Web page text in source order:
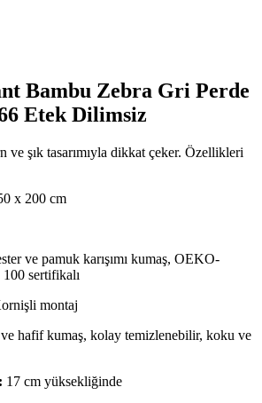
Bambu Zebra Gri Perde
Etek Dilimsiz
ve şık tasarımıyla dikkat çeker. Özellikleri
x 200 cm
ve pamuk karışımı kumaş, OEKO-
sertifikalı
montaj
hafif kumaş, kolay temizlenebilir, koku ve
17 cm yüksekliğinde